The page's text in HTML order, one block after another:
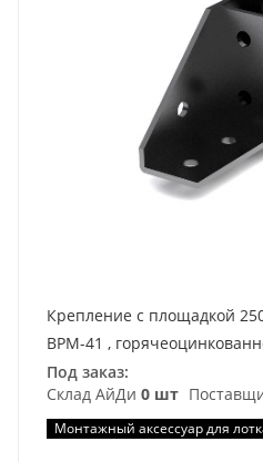
Крепление с площадкой
BPM-41 ,
Под заказ:
Склад АйДи 0 шт
Монтажный аксессуар для